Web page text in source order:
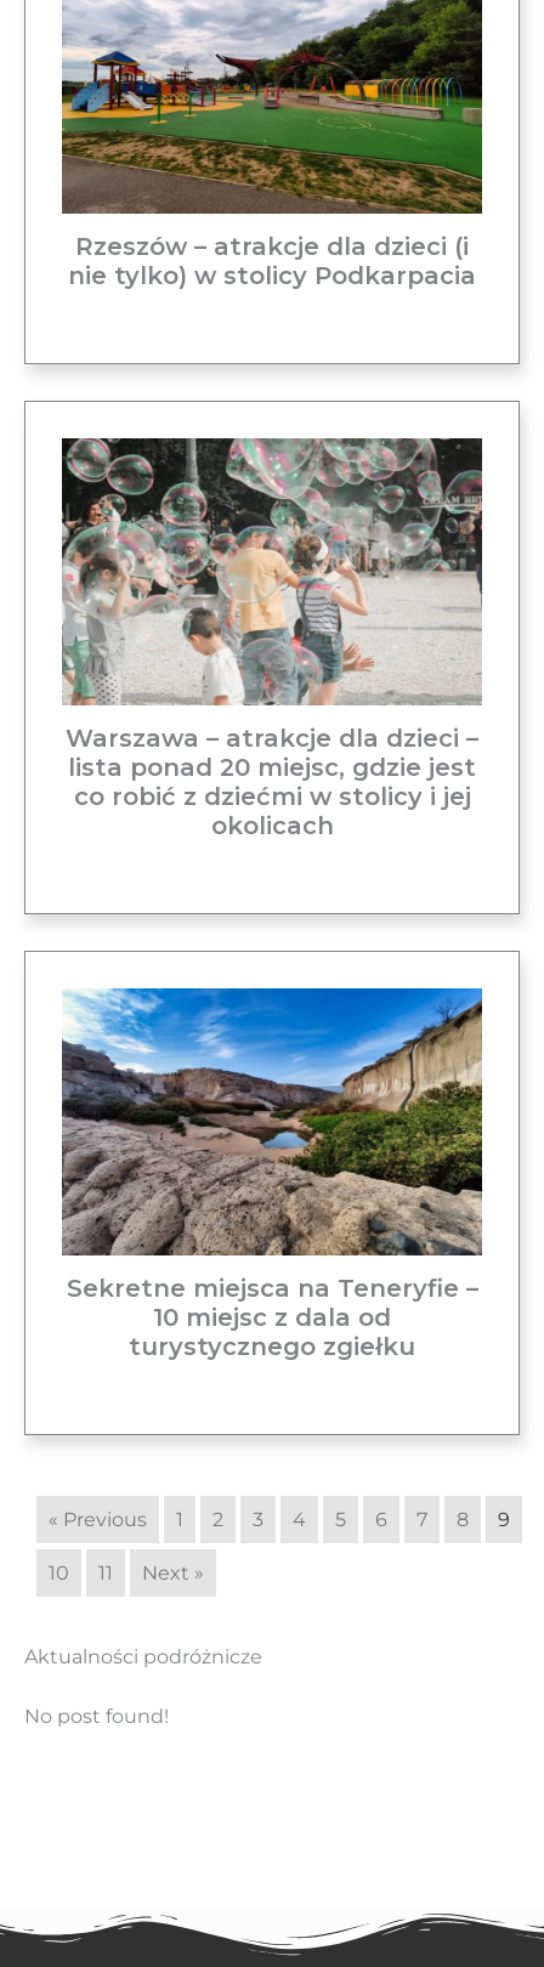
Rzeszów – atrakcje dla dzieci (i
nie tylko) w stolicy Podkarpacia
Warszawa – atrakcje dla dzieci –
lista ponad 20 miejsc, gdzie jest
co robić z dziećmi w stolicy i jej
okolicach
Sekretne miejsca na Teneryfie –
10 miejsc z dala od
turystycznego zgiełku
« Previous 1 2 3 4 5 6 7 8 9
10 11 Next »
Aktualności podróżnicze
No post found!